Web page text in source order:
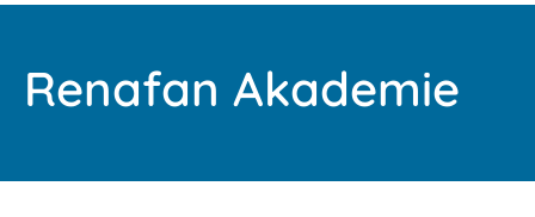
Renafan Akademie